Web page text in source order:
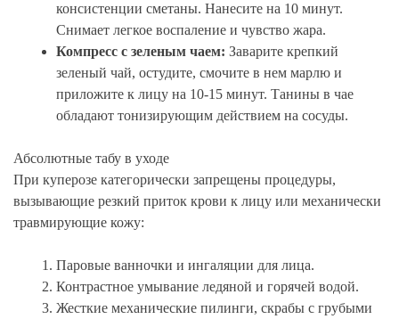
консистенции сметаны. Нанесите на 10 минут.
Снимает легкое воспаление и чувство жара.
Компресс с зеленым чаем: Заварите крепкий
зеленый чай, остудите, смочите в нем марлю и
приложите к лицу на 10-15 минут. Танины в чае
обладают тонизирующим действием на сосуды.
Абсолютные табу в уходе
При куперозе категорически запрещены процедуры,
вызывающие резкий приток крови к лицу или механически
травмирующие кожу:
Паровые ванночки и ингаляции для лица.
Контрастное умывание ледяной и горячей водой.
Жесткие механические пилинги, скрабы с грубыми